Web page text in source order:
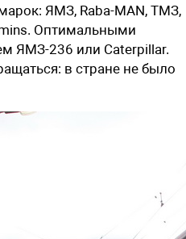
ЯМЗ, Raba-MAN, ТМЗ,
Оптимальными
ЯМЗ-236 или Caterpillar.
в стране не было